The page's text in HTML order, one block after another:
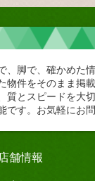
、脚で、確かめた
物件をそのまま掲
質とスピードを大
です。お気軽にお
店舗情報